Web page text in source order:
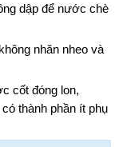
dập để nước chè
nhăn nheo và
cốt đóng lon,
thành phần ít phụ